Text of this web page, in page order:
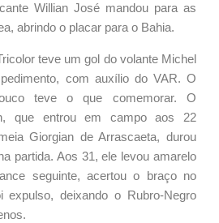
Willian José mandou para as
abrindo o placar para o Bahia.
teve um gol do volante Michel
com auxílio do VAR. O
teve o que comemorar. O
que entrou em campo aos 22
Giorgian de Arrascaeta, durou
partida. Aos 31, ele levou amarelo
seguinte, acertou o braço no
expulso, deixando o Rubro-Negro